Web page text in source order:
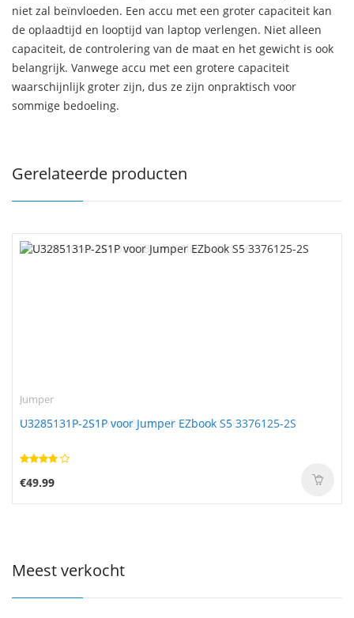
niet zal beïnvloeden. Een accu met een groter capaciteit kan
de oplaadtijd en looptijd van laptop verlengen. Niet alleen
capaciteit, de controlering van de maat en het gewicht is ook
belangrijk. Vanwege accu met een grotere capaciteit
waarschijnlijk groter zijn, dus ze zijn onpraktisch voor
sommige bedoeling.
Gerelateerde producten
Jumper
U3285131P-2S1P voor Jumper EZbook S5 3376125-2S
€49.99
Meest verkocht